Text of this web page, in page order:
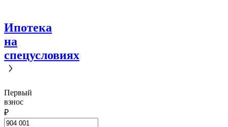
Ипотека
на
спецусловиях
Первый
взнос
₽